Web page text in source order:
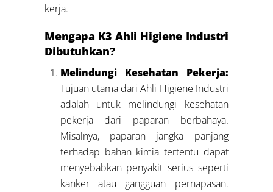
kerja.
Mengapa K3 Ahli Higiene Industri
Dibutuhkan?
Melindungi Kesehatan Pekerja:
Tujuan utama dari Ahli Higiene Industri
adalah untuk melindungi kesehatan
pekerja dari paparan berbahaya.
Misalnya, paparan jangka panjang
terhadap bahan kimia tertentu dapat
menyebabkan penyakit serius seperti
kanker atau gangguan pernapasan.